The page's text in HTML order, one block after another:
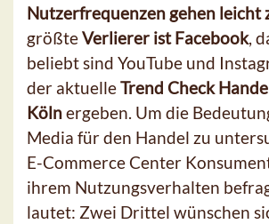
Nutzerfrequenzen gehen leicht
größteVerlierer ist Facebook,
beliebt sind YouTube und
der aktuelleTrend Check
Kölnergeben. Um die
Media für den Handel zu
E-Commerce Center
ihrem Nutzungsverhalten
lautet: Zwei Drittel wünschen